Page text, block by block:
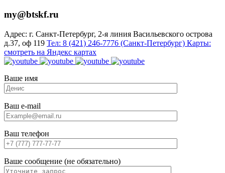
my@btskf.ru
Адрес: г. Санкт-Петербург, 2-я линия Васильевского острова
д.37, оф 119 Тел: 8 (421) 246-7776 (Санкт-Петербург) Карты:
смотреть на Яндекс картах
Ваше имя
Ваш e-mail
Ваш телефон
Ваше сообщение (не обязательно)